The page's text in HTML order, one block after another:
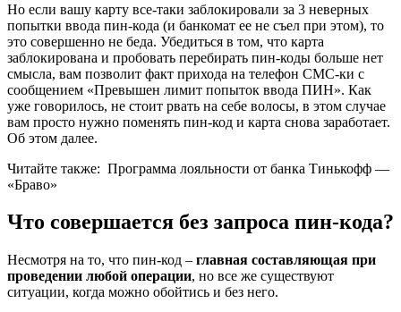
Но если вашу карту все-таки заблокировали за 3 неверных
попытки ввода пин-кода (и банкомат ее не съел при этом), то
это совершенно не беда. Убедиться в том, что карта
заблокирована и пробовать перебирать пин-коды больше нет
смысла, вам позволит факт прихода на телефон СМС-ки с
сообщением «Превышен лимит попыток ввода ПИН». Как
уже говорилось, не стоит рвать на себе волосы, в этом случае
вам просто нужно поменять пин-код и карта снова заработает.
Об этом далее.
Читайте также: Программа лояльности от банка Тинькофф —
«Браво»
Что совершается без запроса пин-кода?
Несмотря на то, что пин-код – главная составляющая при
проведении любой операции, но все же существуют
ситуации, когда можно обойтись и без него.